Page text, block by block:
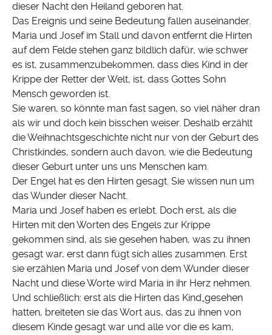
dieser Nacht den Heiland geboren hat.
Das Ereignis und seine Bedeutung fallen auseinander.
Maria und Josef im Stall und davon entfernt die Hirten
auf dem Felde stehen ganz bildlich dafür, wie schwer
es ist, zusammenzubekommen, dass dies Kind in der
Krippe der Retter der Welt, ist, dass Gottes Sohn
Mensch geworden ist.
Sie waren, so könnte man fast sagen, so viel näher dran
als wir und doch kein bisschen weiser. Deshalb erzählt
die Weihnachtsgeschichte nicht nur von der Geburt des
Christkindes, sondern auch davon, wie die Bedeutung
dieser Geburt unter uns uns Menschen kam.
Der Engel hat es den Hirten gesagt. Sie wissen nun um
das Wunder dieser Nacht.
Maria und Josef haben es erlebt. Doch erst, als die
Hirten mit den Worten des Engels zur Krippe
gekommen sind, als sie gesehen haben, was zu ihnen
gesagt war, erst dann fügt sich alles zusammen. Erst
sie erzählen Maria und Josef von dem Wunder dieser
Nacht und diese Worte wird Maria in ihr Herz nehmen.
Und schließlich: erst als die Hirten das Kind„gesehen
hatten, breiteten sie das Wort aus, das zu ihnen von
diesem Kinde gesagt war und alle vor die es kam,